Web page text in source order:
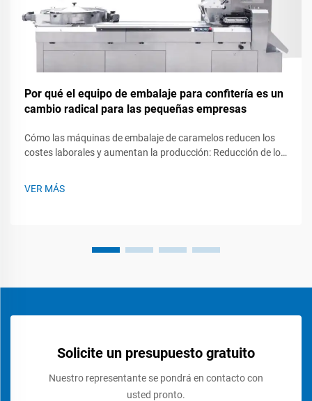
Por qué el equipo de embalaje para confitería es un
cambio radical para las pequeñas empresas
Cómo las máquinas de embalaje de caramelos reducen los
costes laborales y aumentan la producción: Reducción de los
semiautomático. Envolver, sellar y etiquetar caramelos a
VER MÁS
Solicite un presupuesto gratuito
Nuestro representante se pondrá en contacto con
usted pronto.